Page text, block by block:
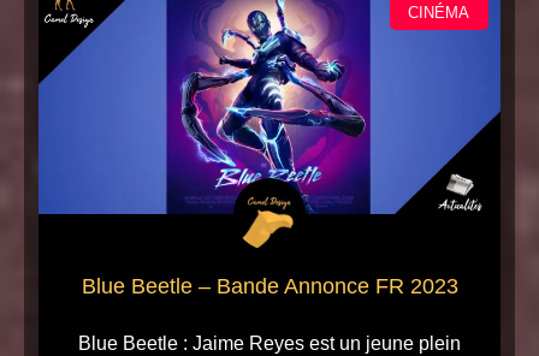
CINÉMA
Blue Beetle – Bande Annonce FR 2023
Blue Beetle : Jaime Reyes est un jeune plein